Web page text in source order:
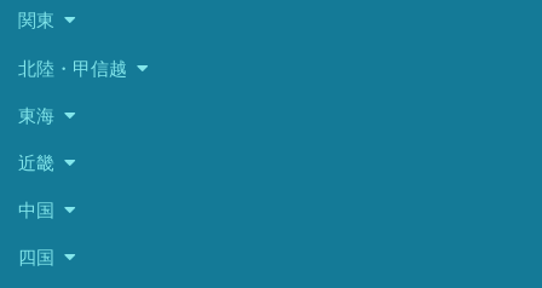
関東
北陸・甲信越
東海
近畿
中国
四国